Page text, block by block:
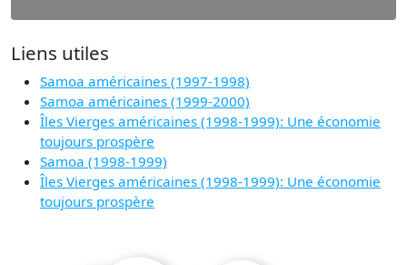
Liens utiles
Samoa américaines (1997-1998)
Samoa américaines (1999-2000)
Îles Vierges américaines (1998-1999): Une économie
toujours prospère
Samoa (1998-1999)
Îles Vierges américaines (1998-1999): Une économie
toujours prospère